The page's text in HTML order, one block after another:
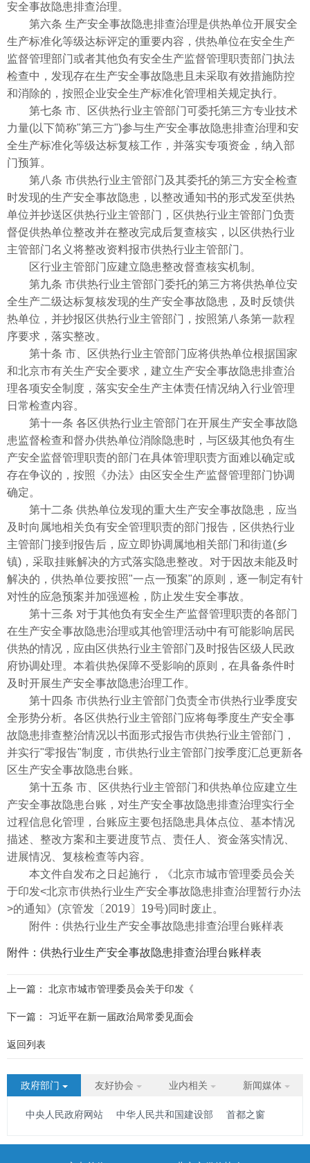
安全事故隐患排查治理。
第六条 生产安全事故隐患排查治理是供热单位开展安全
生产标准化等级达标评定的重要内容，供热单位在安全生产
监督管理部门或者其他负有安全生产监督管理职责部门执法
检查中，发现存在生产安全事故隐患且未采取有效措施防控
和消除的，按照企业安全生产标准化管理相关规定执行。
第七条 市、区供热行业主管部门可委托第三方专业技术
力量(以下简称"第三方")参与生产安全事故隐患排查治理和安
全生产标准化等级达标复核工作，并落实专项资金，纳入部
门预算。
第八条 市供热行业主管部门及其委托的第三方安全检查
时发现的生产安全事故隐患，以整改通知书的形式发至供热
单位并抄送区供热行业主管部门，区供热行业主管部门负责
督促供热单位整改并在整改完成后复查核实，以区供热行业
主管部门名义将整改资料报市供热行业主管部门。
区行业主管部门应建立隐患整改督查核实机制。
第九条 市供热行业主管部门委托的第三方将供热单位安
全生产二级达标复核发现的生产安全事故隐患，及时反馈供
热单位，并抄报区供热行业主管部门，按照第八条第一款程
序要求，落实整改。
第十条 市、区供热行业主管部门应将供热单位根据国家
和北京市有关生产安全要求，建立生产安全事故隐患排查治
理各项安全制度，落实安全生产主体责任情况纳入行业管理
日常检查内容。
第十一条 各区供热行业主管部门在开展生产安全事故隐
患监督检查和督办供热单位消除隐患时，与区级其他负有生
产安全监督管理职责的部门在具体管理职责方面难以确定或
存在争议的，按照《办法》由区安全生产监督管理部门协调
确定。
第十二条 供热单位发现的重大生产安全事故隐患，应当
及时向属地相关负有安全管理职责的部门报告，区供热行业
主管部门接到报告后，应立即协调属地相关部门和街道(乡
镇)，采取挂账解决的方式落实隐患整改。对于因故未能及时
解决的，供热单位要按照"一点一预案"的原则，逐一制定有针
对性的应急预案并加强巡检，防止发生安全事故。
第十三条 对于其他负有安全生产监督管理职责的各部门
在生产安全事故隐患治理或其他管理活动中有可能影响居民
供热的情况，应由区供热行业主管部门及时报告区级人民政
府协调处理。本着供热保障不受影响的原则，在具备条件时
及时开展生产安全事故隐患治理工作。
第十四条 市供热行业主管部门负责全市供热行业季度安
全形势分析。各区供热行业主管部门应将每季度生产安全事
故隐患排查整治情况以书面形式报告市供热行业主管部门，
并实行"零报告"制度，市供热行业主管部门按季度汇总更新各
区生产安全事故隐患台账。
第十五条 市、区供热行业主管部门和供热单位应建立生
产安全事故隐患台账，对生产安全事故隐患排查治理实行全
过程信息化管理，台账应主要包括隐患具体点位、基本情况
描述、整改方案和主要进度节点、责任人、资金落实情况、
进展情况、复核检查等内容。
本文件自发布之日起施行，《北京市城市管理委员会关
于印发<北京市供热行业生产安全事故隐患排查治理暂行办法
>的通知》(京管发〔2019〕19号)同时废止。
附件：供热行业生产安全事故隐患排查治理台账样表
附件：供热行业生产安全事故隐患排查治理台账样表
上一篇： 北京市城市管理委员会关于印发《
下一篇： 习近平在新一届政治局常委见面会
返回列表
政府部门 友好协会 业内相关 新闻媒体
中央人民政府网站 中华人民共和国建设部 首都之窗